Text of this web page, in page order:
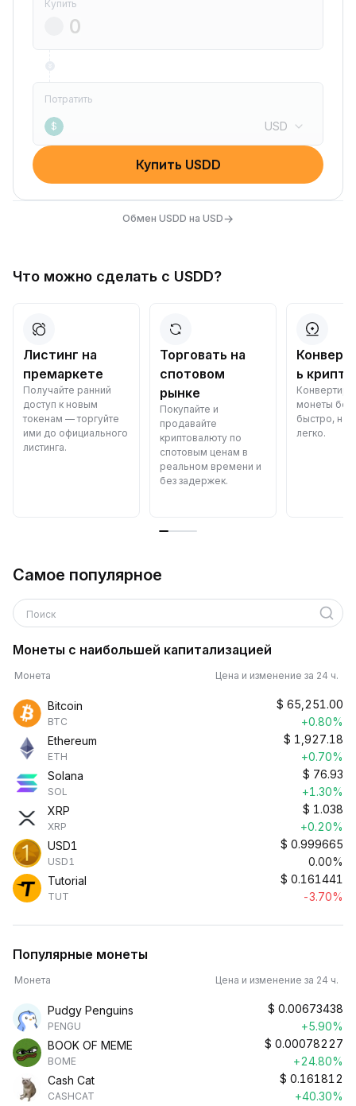
Купить
Потратить
$ USD
Купить USDD
Обмен USDD на USD→
Что можно сделать с USDD?
Листинг на
премаркете
Получайте ранний
доступ к новым
токенам — торгуйте
ими до официального
листинга.
Торговать на
спотовом
рынке
Покупайте и
продавайте
криптовалюту по
спотовым ценам в
реальном времени и
без задержек.
ь
монеты
быстро,
легко.
Самое популярное
Поиск
Монеты с наибольшей капитализацией
Монета Цена и изменение за 24 ч.
Bitcoin
BTC
$ 65,251.00
+0.80%
Ethereum
ETH
$ 1,927.18
+0.70%
Solana
SOL
$ 76.93
+1.30%
XRP
XRP
$ 1.038
+0.20%
USD1
USD1
$ 0.999665
0.00%
Tutorial
TUT
$ 0.161441
-3.70%
Популярные монеты
Монета Цена и изменение за 24 ч.
Pudgy Penguins
PENGU
$ 0.00673438
+5.90%
BOOK OF MEME
BOME
$ 0.00078227
+24.80%
Cash Cat
CASHCAT
$ 0.161812
+40.30%